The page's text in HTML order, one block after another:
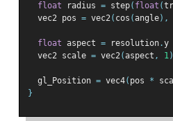
float radius = step( float (
  vec2 pos
= vec2( cos (angle),
float aspect = resolution.y
  vec2 scale
= vec2(aspect , 1
  gl_Position
= vec4( pos *
}